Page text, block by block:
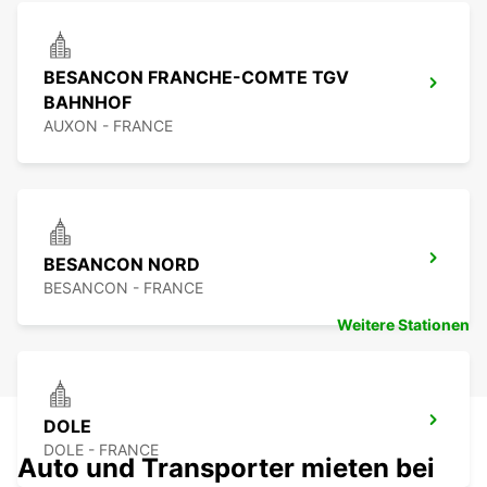
BESANCON FRANCHE-COMTE TGV
BAHNHOF
AUXON - FRANCE
BESANCON NORD
BESANCON - FRANCE
DOLE
DOLE - FRANCE
Weitere Stationen
Auto und Transporter mieten bei